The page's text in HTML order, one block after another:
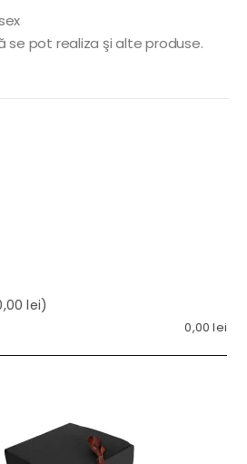
se pot realiza şi alte produse.
lei)
0,00lei